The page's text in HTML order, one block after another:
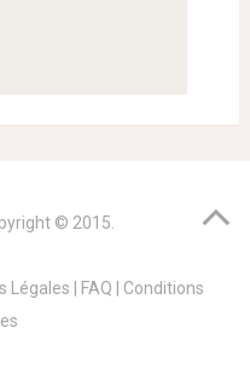
© 2015.
Légales FAQ
Conditions